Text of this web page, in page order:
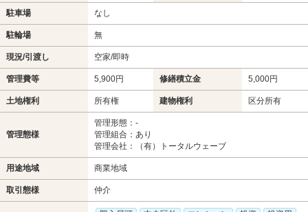
駐車場 なし
駐輪場 無
現況/引渡し 空家/即時
管理費等 5,900円 修繕積立金 5,000円
土地権利 所有権 建物権利 区分所有
管理態様
管理形態：-
管理組合：あり
管理会社：（有）トータルウェーブ
用途地域 商業地域
取引態様 仲介